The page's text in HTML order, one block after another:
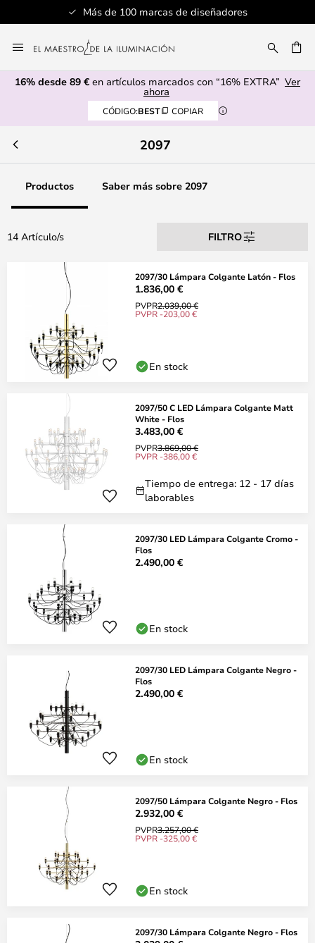
Más de 100 marcas de diseñadores
al
contenido
16% desde 89 € en artículos marcados con “16% EXTRA” Ver
ahora
CÓDIGO:BEST COPIAR
2097
Productos Saber más sobre 2097
14 Artículo/s FILTRO
2097/30 Lámpara Colgante Latón - Flos
1.836,00 €
PVPR2.039,00 €
PVPR -203,00 €
En stock
2097/50 C LED Lámpara Colgante Matt
White - Flos
3.483,00 €
PVPR3.869,00 €
PVPR -386,00 €
Tiempo de entrega: 12 - 17 días
laborables
2097/30 LED Lámpara Colgante Cromo -
Flos
2.490,00 €
En stock
2097/30 LED Lámpara Colgante Negro -
Flos
2.490,00 €
En stock
2097/50 Lámpara Colgante Negro - Flos
2.932,00 €
PVPR3.257,00 €
PVPR -325,00 €
En stock
2097/30 Lámpara Colgante Negro - Flos